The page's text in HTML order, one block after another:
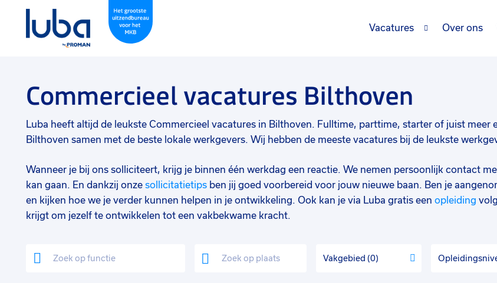
Vacatures Over ons
Commercieel vacatures Bilthoven
Luba heeft altijd de leukste Commercieel vacatures in Bilthoven. Fulltime, parttime, starter of juist meer
Bilthoven samen met de beste lokale werkgevers. Wij hebben de meeste vacatures bij de leukste
Wanneer je bij ons solliciteert, krijg je binnen één werkdag een reactie. We nemen persoonlijk contact
kan gaan. En dankzij onze sollicitatietips ben jij goed voorbereid voor jouw nieuwe baan. Ben je
en kijken hoe we je verder kunnen helpen in je ontwikkeling. Ook kan je via Luba gratis een opleiding
krijgt om jezelf te ontwikkelen tot een vakbekwame kracht.
Vakgebied 0